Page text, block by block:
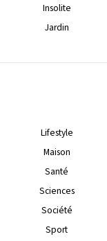
Insolite
Jardin
Lifestyle
Maison
Santé
Sciences
Société
Sport